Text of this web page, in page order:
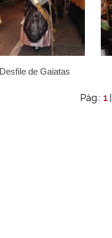
Desfile de Gaiatas
Pág.: 1